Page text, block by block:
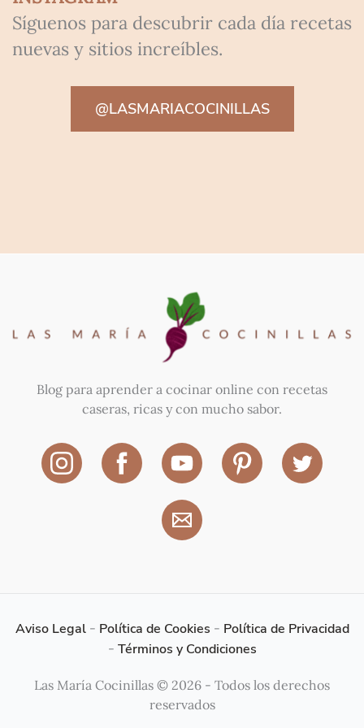
Síguenos para descubrir cada día recetas
nuevas y sitios increíbles.
@LASMARIACOCINILLAS
Blog para aprender a cocinar online con recetas
caseras, ricas y con mucho sabor.
Aviso Legal- Política de Cookies - Política de Privacidad
- Términos y Condiciones
Las María Cocinillas © 2026 - Todos los derechos
reservados